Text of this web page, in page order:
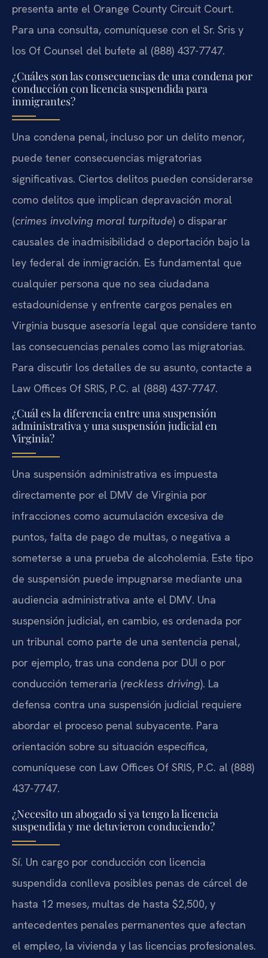
presenta ante el Orange County Circuit Court.
Para una consulta, comuníquese con el Sr. Sris y
los Of Counsel del bufete al (888) 437-7747.
¿Cuáles son las consecuencias de una condena por
conducción con licencia suspendida para
inmigrantes?
Una condena penal, incluso por un delito menor,
puede tener consecuencias migratorias
significativas. Ciertos delitos pueden considerarse
como delitos que implican depravación moral
(crimes involving moral turpitude) o disparar
causales de inadmisibilidad o deportación bajo la
ley federal de inmigración. Es fundamental que
cualquier persona que no sea ciudadana
estadounidense y enfrente cargos penales en
Virginia busque asesoría legal que considere tanto
las consecuencias penales como las migratorias.
Para discutir los detalles de su asunto, contacte a
Law Offices Of SRIS, P.C. al (888) 437-7747.
¿Cuál es la diferencia entre una suspensión
administrativa y una suspensión judicial en
Virginia?
Una suspensión administrativa es impuesta
directamente por el DMV de Virginia por
infracciones como acumulación excesiva de
puntos, falta de pago de multas, o negativa a
someterse a una prueba de alcoholemia. Este tipo
de suspensión puede impugnarse mediante una
audiencia administrativa ante el DMV. Una
suspensión judicial, en cambio, es ordenada por
un tribunal como parte de una sentencia penal,
por ejemplo, tras una condena por DUI o por
conducción temeraria (reckless driving). La
defensa contra una suspensión judicial requiere
abordar el proceso penal subyacente. Para
orientación sobre su situación específica,
comuníquese con Law Offices Of SRIS, P.C. al (888)
437-7747.
¿Necesito un abogado si ya tengo la licencia
suspendida y me detuvieron conduciendo?
Sí. Un cargo por conducción con licencia
suspendida conlleva posibles penas de cárcel de
hasta 12 meses, multas de hasta $2,500, y
antecedentes penales permanentes que afectan
el empleo, la vivienda y las licencias profesionales.